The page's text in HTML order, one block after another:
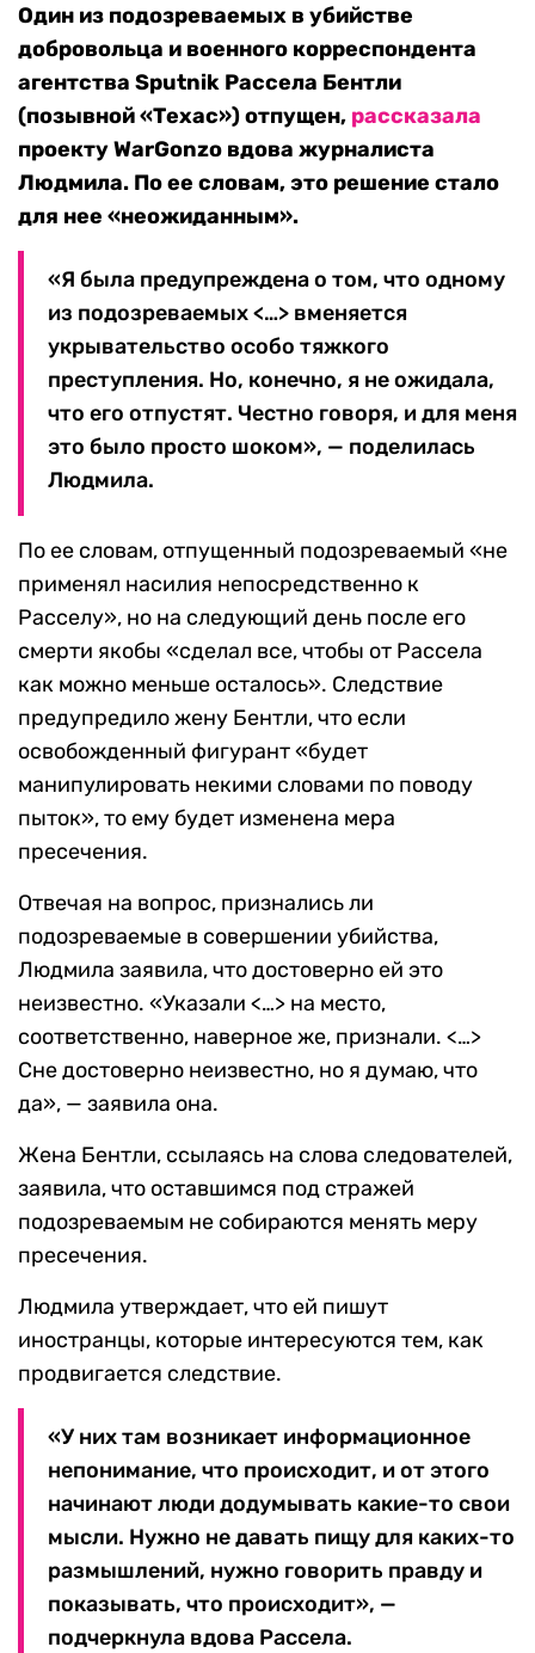
Один из подозреваемых в убийстве
добровольца и военного корреспондента
агентства Sputnik Рассела Бентли
(позывной «Техас») отпущен, рассказала
проекту WarGonzo вдова журналиста
Людмила. По ее словам, это решение стало
для нее «неожиданным».
«Я была предупреждена о том, что одному
из подозреваемых <…> вменяется
укрывательство особо тяжкого
преступления. Но, конечно, я не ожидала,
что его отпустят. Честно говоря, и для меня
это было просто шоком», — поделилась
Людмила.
По ее словам, отпущенный подозреваемый «не
применял насилия непосредственно к
Расселу», но на следующий день после его
смерти якобы «сделал все, чтобы от Рассела
как можно меньше осталось». Следствие
предупредило жену Бентли, что если
освобожденный фигурант «будет
манипулировать некими словами по поводу
пыток», то ему будет изменена мера
пресечения.
Отвечая на вопрос, признались ли
подозреваемые в совершении убийства,
Людмила заявила, что достоверно ей это
неизвестно. «Указали <…> на место,
соответственно, наверное же, признали. <…>
Сне достоверно неизвестно, но я думаю, что
да», — заявила она.
Жена Бентли, ссылаясь на слова следователей,
заявила, что оставшимся под стражей
подозреваемым не собираются менять меру
пресечения.
Людмила утверждает, что ей пишут
иностранцы, которые интересуются тем, как
продвигается следствие.
«У них там возникает информационное
непонимание, что происходит, и от этого
начинают люди додумывать какие-то свои
мысли. Нужно не давать пищу для каких-то
размышлений, нужно говорить правду и
показывать, что происходит», —
подчеркнула вдова Рассела.